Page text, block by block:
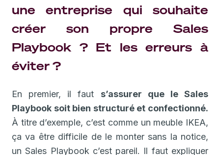
une entreprise qui souhaite
créer son propre Sales
Playbook ? Et les erreurs à
éviter ?
En premier, il faut s’assurer que le Sales
Playbook soit bien structuré et confectionné.
À titre d’exemple, c’est comme un meuble IKEA,
ça va être difficile de le monter sans la notice,
un Sales Playbook c’est pareil. Il faut expliquer